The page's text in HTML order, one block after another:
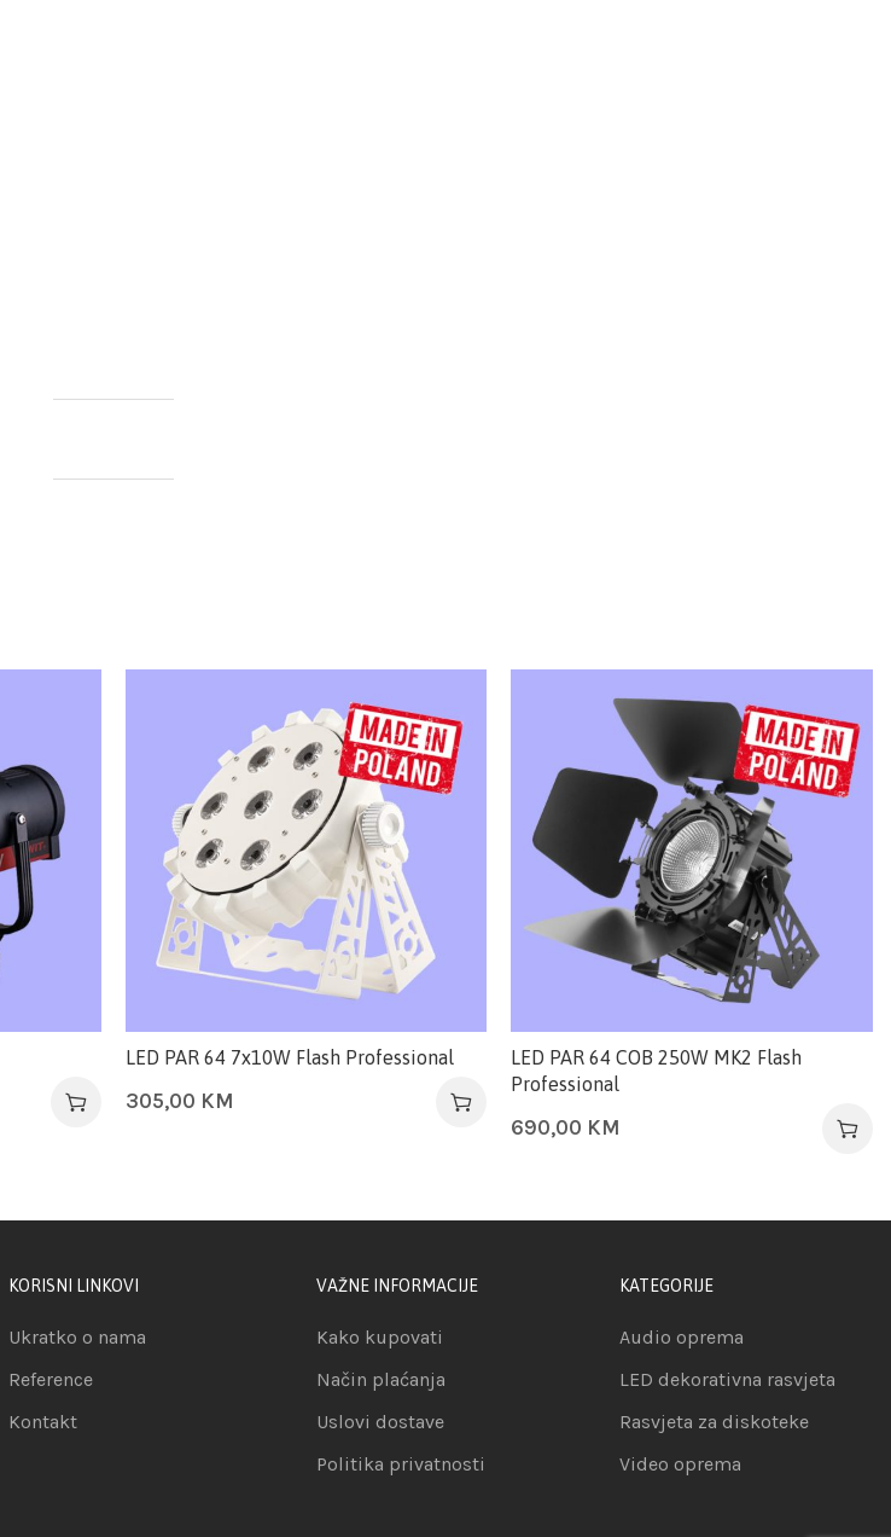
LED PAR 64 7x10W Flash Professional
305,00 KM
LED PAR 64 COB 250W MK2 Flash
Professional
690,00 KM
KORISNI LINKOVI
Ukratko o nama
Reference
Kontakt
VAŽNE INFORMACIJE
Kako kupovati
Način plaćanja
Uslovi dostave
Politika privatnosti
KATEGORIJE
Audio oprema
LED dekorativna rasvjeta
Rasvjeta za diskoteke
Video oprema